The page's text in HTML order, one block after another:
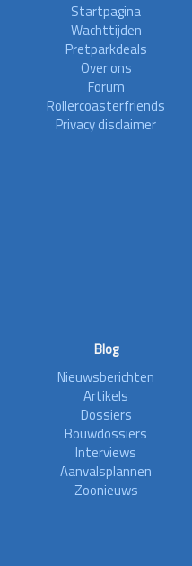
Startpagina
Wachttijden
Pretparkdeals
Over ons
Forum
Rollercoasterfriends
Privacy disclaimer
Blog
Nieuwsberichten
Artikels
Dossiers
Bouwdossiers
Interviews
Aanvalsplannen
Zoonieuws